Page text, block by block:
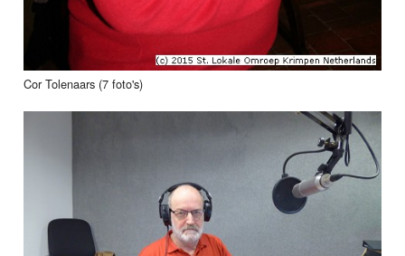
Cor Tolenaars (7 foto's)